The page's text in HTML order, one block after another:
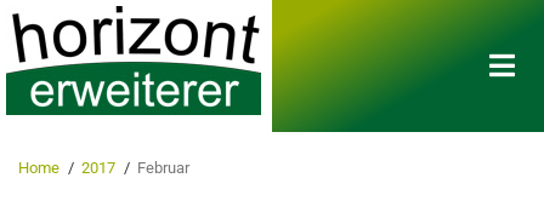
Home / 2017 / Februar